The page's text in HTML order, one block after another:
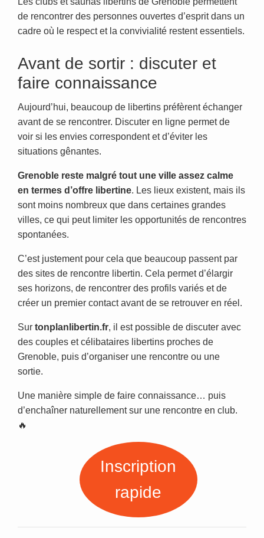
de rencontrer des personnes ouvertes d’esprit dans un
cadre où le respect et la convivialité restent essentiels.
Avant de sortir : discuter et
faire connaissance
Aujourd’hui, beaucoup de libertins préfèrent échanger
avant de se rencontrer. Discuter en ligne permet de
voir si les envies correspondent et d’éviter les
situations gênantes.
Grenoble reste malgré tout une ville assez calme
en termes d’offre libertine. Les lieux existent, mais ils
sont moins nombreux que dans certaines grandes
villes, ce qui peut limiter les opportunités de rencontres
spontanées.
C’est justement pour cela que beaucoup passent par
des sites de rencontre libertin. Cela permet d’élargir
ses horizons, de rencontrer des profils variés et de
créer un premier contact avant de se retrouver en réel.
Sur tonplanlibertin.fr, il est possible de discuter avec
des couples et célibataires libertins proches de
Grenoble, puis d’organiser une rencontre ou une
sortie.
Une manière simple de faire connaissance… puis
d’enchaîner naturellement sur une rencontre en club.
🔥
Inscription
rapide